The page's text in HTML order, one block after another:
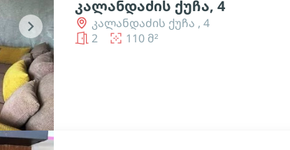
chevron_right
კალანდაძის ქუჩა, 4
კალანდაძის ქუჩა , 4
2
110 მ²